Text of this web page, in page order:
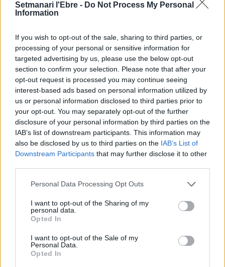
Setmanari l'Ebre - Do Not Process My Personal
Information
If you wish to opt-out of the sale, sharing to third parties, or
processing of your personal or sensitive information for
targeted advertising by us, please use the below opt-out
section to confirm your selection. Please note that after your
opt-out request is processed you may continue seeing
interest-based ads based on personal information utilized by
us or personal information disclosed to third parties prior to
your opt-out. You may separately opt-out of the further
disclosure of your personal information by third parties on the
IAB’s list of downstream participants. This information may
also be disclosed by us to third parties on the IAB’s List of
Downstream Participants that may further disclose it to other
Personal Data Processing Opt Outs
I want to opt-out of the Sharing of my
personal data.
Opted In
I want to opt-out of the Sale of my
Personal Data.
Opted In
dels terrenys de Renfe per les altes
Amposta recupera les Cases del Castell
i culmina un projecte estratègic que
vincula patrimoni, turisme i
gastronomia
6 d'agost de 2026
Els vestits de paper guanyen força
enguany amb més modistes i gairebé
40 peces a concurs
31 de juliol de 2026
per a gaudir de les Festes Majors
31 de juliol de 2026